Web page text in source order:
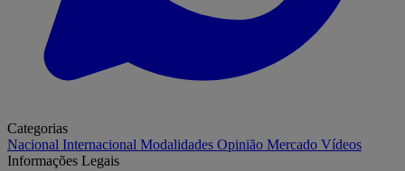
Categorias
Nacional Internacional Modalidades Opinião Mercado Vídeos
Informações Legais